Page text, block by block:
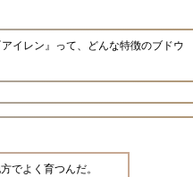
イレン』って、どんな特徴のブドウ
でよく育つんだ。